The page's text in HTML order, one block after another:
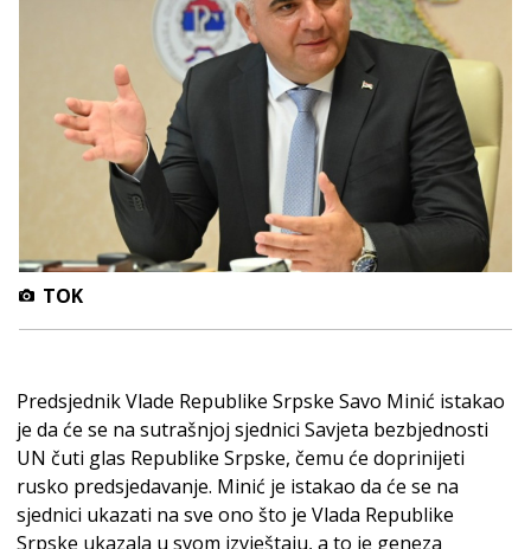
TOK
Predsjednik Vlade Republike Srpske Savo Minić istakao
je da će se na sutrašnjoj sjednici Savjeta bezbjednosti
UN čuti glas Republike Srpske, čemu će doprinijeti
rusko predsjedavanje. Minić je istakao da će se na
sjednici ukazati na sve ono što je Vlada Republike
Srpske ukazala u svom izvještaju, a to je geneza